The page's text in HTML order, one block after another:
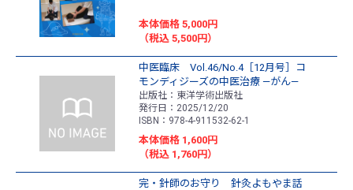
本体価格 5,000円
（税込 5,500円）
中医臨床 Vol.46/No.4［12月号］コ
モンディジーズの中医治療 ―がん―
出版社：東洋学術出版社
発行日：2025/12/20
ISBN：978-4-911532-62-1
本体価格 1,600円
（税込 1,760円）
完・針師のお守り 針灸よもやま話